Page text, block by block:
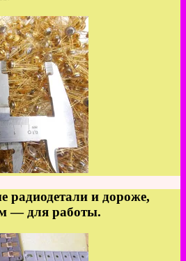
и дороже,
— для работы.